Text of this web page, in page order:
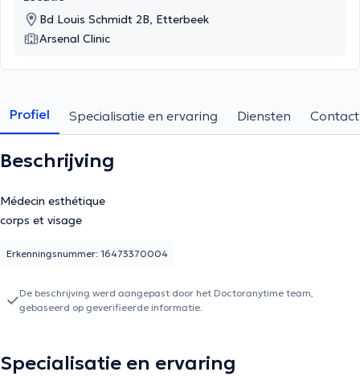
Bd Louis Schmidt 2B, Etterbeek
Arsenal Clinic
Profiel Specialisatie en ervaring Diensten Contact
Beschrijving
Médecin esthétique
corps et visage
Erkenningsnummer: 16473370004
De beschrijving werd aangepast door het Doctoranytime team,
gebaseerd op geverifieerde informatie.
Specialisatie en ervaring